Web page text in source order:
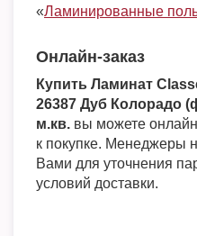
«Ламинированные
Онлайн-заказ
Купить Ламинат
26387 Дуб Колорадо
м.кв. вы можете
к покупке. Менеджеры
Вами для уточнения
условий доставки.